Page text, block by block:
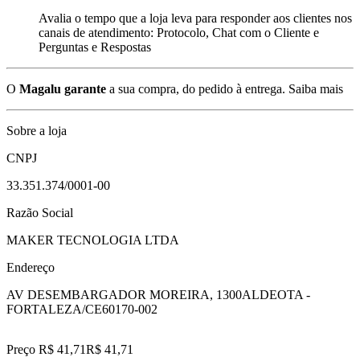
Avalia o tempo que a loja leva para responder aos clientes nos
canais de atendimento: Protocolo, Chat com o Cliente e
Perguntas e Respostas
O Magalu garante a sua compra, do pedido à entrega. Saiba mais
Sobre a loja
CNPJ
33.351.374/0001-00
Razão Social
MAKER TECNOLOGIA LTDA
Endereço
AV DESEMBARGADOR MOREIRA, 1300ALDEOTA -
FORTALEZA/CE60170-002
Preço R$ 41,71R$ 41 ,71